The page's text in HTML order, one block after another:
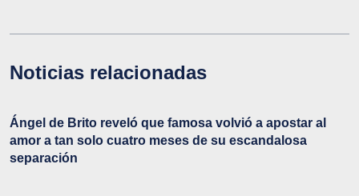
Noticias relacionadas
Ángel de Brito reveló que famosa volvió a apostar al
amor a tan solo cuatro meses de su escandalosa
separación